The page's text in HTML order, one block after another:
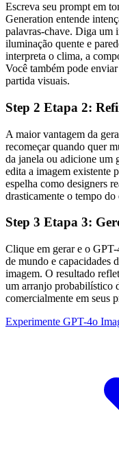
Escreva seu prompt em
Generation entende
palavras-chave. Diga um
iluminação quente e
interpreta o clima, a
Você também pode
partida visuais.
Step 2 Etapa 2:
A maior vantagem da
recomeçar quando quer
da janela ou adicione
edita a imagem existente
espelha como designers
drasticamente o tempo
Step 3 Etapa 3:
Clique em gerar e o
de mundo e capacidades
imagem. O resultado
um arranjo probabilístico
comercialmente em seus
Experimente GPT-4o